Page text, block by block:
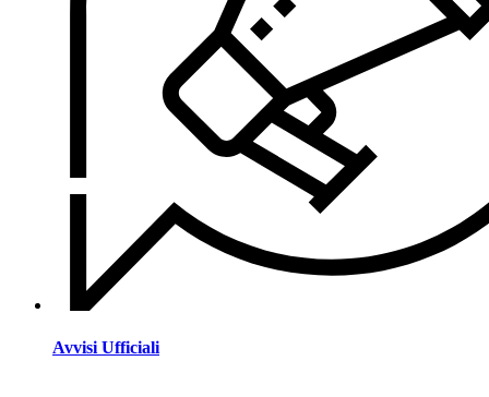
Avvisi Ufficiali